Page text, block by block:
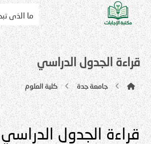
قراءة الجدول الدراسي
جامعة جدة كلية العلوم
قراءة الجدول الدراسي